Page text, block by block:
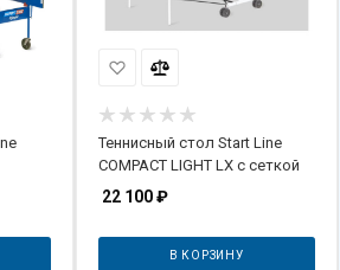
Теннисный стол Start Line
COMPACT LIGHT LX с сеткой
22 100₽
В КОРЗИНУ